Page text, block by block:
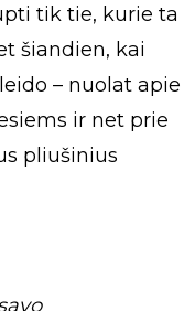
tik tie, kurie ta
šiandien, kai
– nuolat apie
ir net prie
pliušinius